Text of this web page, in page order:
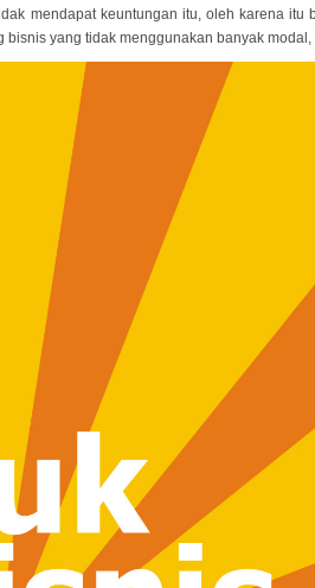
mendapat keuntungan itu, oleh karena itu
bisnis yang tidak menggunakan banyak